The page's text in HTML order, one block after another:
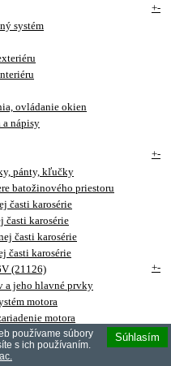
Súhlasím
používame súbory
s ich používaním.
+-
systém
ovládanie okien
a nápisy
+-
pánty, kľučky
batožinového priestoru
časti karosérie
časti karosérie
časti karosérie
časti karosérie
(21126)
+-
a jeho hlavné prvky
motora
motora
a jej hlavné prvky
a zotrvačník